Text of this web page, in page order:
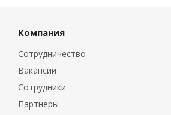
Компания
Сотрудничество
Вакансии
Сотрудники
Партнеры